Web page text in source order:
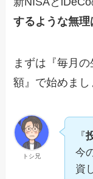
するような無理
まずは『毎月
額』で始めまし
トシ兄
『
今
資